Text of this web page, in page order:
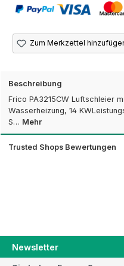
Zum Merkzettel
Beschreibung
Frico PA3215CW Luftschleier
Wasserheizung, 14
S… Mehr
Trusted Shops Bewertungen
Newsletter